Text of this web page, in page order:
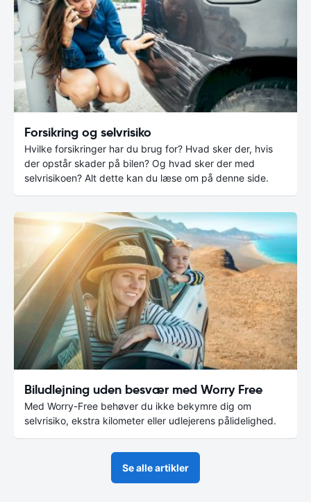
Forsikring og selvrisiko
Hvilke forsikringer har du brug for? Hvad sker der, hvis
der opstår skader på bilen? Og hvad sker der med
selvrisikoen? Alt dette kan du læse om på denne side.
Biludlejning uden besvær med Worry Free
Med Worry-Free behøver du ikke bekymre dig om
selvrisiko, ekstra kilometer eller udlejerens pålidelighed.
Se alle artikler